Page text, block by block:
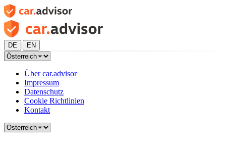
DE | EN
Über car.advisor
Impressum
Datenschutz
Cookie Richtlinien
Kontakt